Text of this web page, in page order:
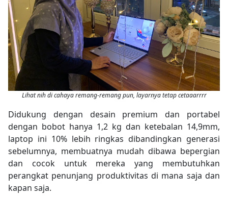
Lihat nih di cahaya remang-remang pun, layarnya tetap cetaaarrrr
Didukung dengan desain premium dan portabel
dengan bobot hanya 1,2 kg dan ketebalan 14,9mm,
laptop ini 10% lebih ringkas dibandingkan generasi
sebelumnya, membuatnya mudah dibawa bepergian
dan cocok untuk mereka yang membutuhkan
perangkat penunjang produktivitas di mana saja dan
kapan saja.